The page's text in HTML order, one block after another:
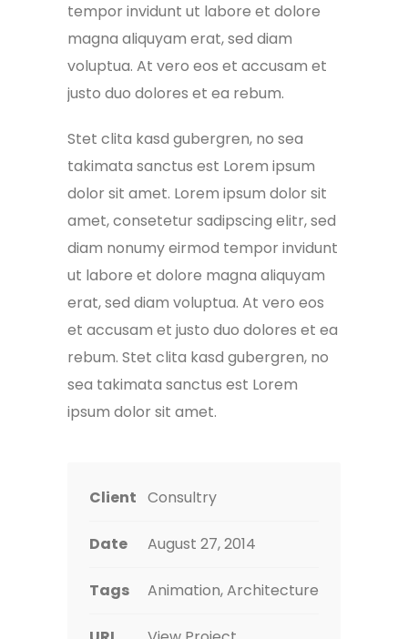
tempor invidunt ut labore et dolore
magna aliquyam erat, sed diam
voluptua. At vero eos et accusam et
justo duo dolores et ea rebum.
Stet clita kasd gubergren, no sea
takimata sanctus est Lorem ipsum
dolor sit amet. Lorem ipsum dolor sit
amet, consetetur sadipscing elitr, sed
diam nonumy eirmod tempor invidunt
ut labore et dolore magna aliquyam
erat, sed diam voluptua. At vero eos
et accusam et justo duo dolores et ea
rebum. Stet clita kasd gubergren, no
sea takimata sanctus est Lorem
ipsum dolor sit amet.
Client Consultry
Date August 27, 2014
Tags Animation, Architecture